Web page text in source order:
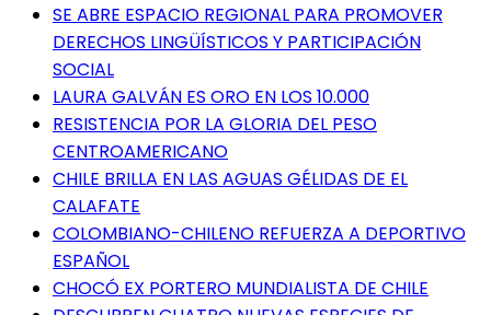
SE ABRE ESPACIO REGIONAL PARA PROMOVER
DERECHOS LINGÜÍSTICOS Y PARTICIPACIÓN
SOCIAL
LAURA GALVÁN ES ORO EN LOS 10.000
RESISTENCIA POR LA GLORIA DEL PESO
CENTROAMERICANO
CHILE BRILLA EN LAS AGUAS GÉLIDAS DE EL
CALAFATE
COLOMBIANO-CHILENO REFUERZA A DEPORTIVO
ESPAÑOL
CHOCÓ EX PORTERO MUNDIALISTA DE CHILE